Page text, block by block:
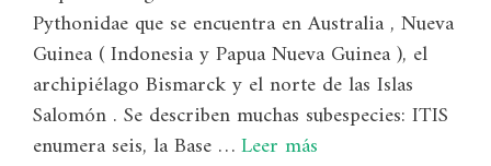
Pythonidae que se encuentra en Australia , Nueva
Guinea ( Indonesia y Papua Nueva Guinea ), el
archipiélago Bismarck y el norte de las Islas
Salomón . Se describen muchas subespecies: ITIS
enumera seis, la Base …Leer más